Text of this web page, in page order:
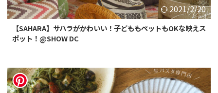
2021/2/20
【SAHARA】サハラがかわいい！子どももペットもOKな映えス
ポット！@SHOW DC